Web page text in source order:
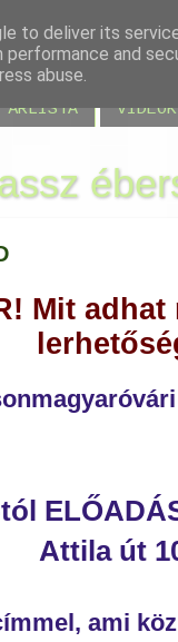
ÁRLISTA VIDEÓK
Mit
Attila út
l, ami
to deliver its
performance and
abuse.